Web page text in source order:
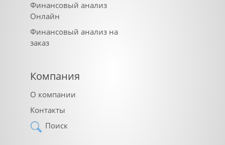
Финансовый анализ
Онлайн
Финансовый анализ на
заказ
Компания
О компании
Контакты
Поиск